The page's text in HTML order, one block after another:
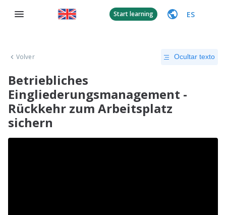
Start learning ES
Volver Ocultar texto
Betriebliches
Eingliederungsmanagement -
Rückkehr zum Arbeitsplatz
sichern